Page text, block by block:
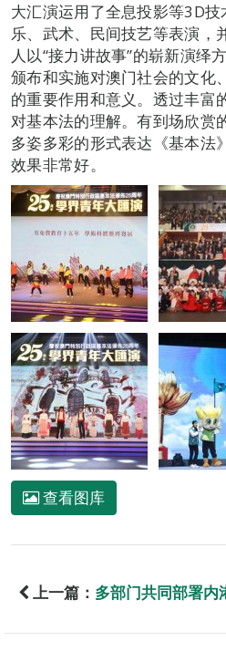
大汇演运用了全息投影等3D
乐、武术、民间技艺等表演，
人以“接力讲故事”的崭新演绎
颁布和实施对澳门社会的文化
的重要作用和意义。透过丰富
对基本法的理解。有到场欣赏
多姿多彩的形式表达《基本法
效果非常好。
查看图库
上一篇： 多部门共同部署内